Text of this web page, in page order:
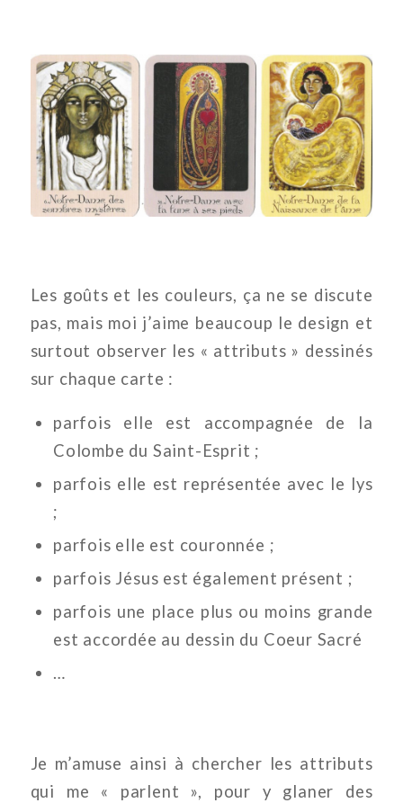
Les goûts et les couleurs, ça ne se discute
pas, mais moi j’aime beaucoup le design et
surtout observer les « attributs » dessinés
sur chaque carte :
parfois elle est accompagnée de la
Colombe du Saint-Esprit ;
parfois elle est représentée avec le lys
;
parfois elle est couronnée ;
parfois Jésus est également présent ;
parfois une place plus ou moins grande
est accordée au dessin du Coeur Sacré
…
Je m’amuse ainsi à chercher les attributs
qui me « parlent », pour y glaner des